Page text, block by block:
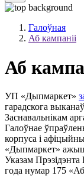
Галоўная
Аб кампаніі
Аб
УП «Дыпмаркет»
гарадскога
Заснавальнікам
Галоўнае
корпуса і
«Дыпмаркет»
Указам Прэзідэнта
года нумар 175